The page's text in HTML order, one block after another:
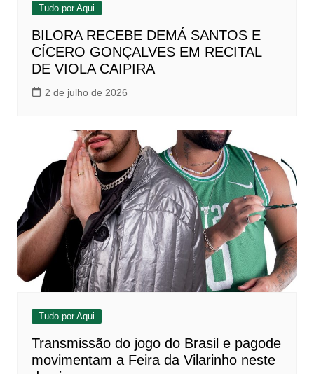
Tudo por Aqui
BILORA RECEBE DEMÁ SANTOS E
CÍCERO GONÇALVES EM RECITAL
DE VIOLA CAIPIRA
2 de julho de 2026
Tudo por Aqui
Transmissão do jogo do Brasil e pagode
movimentam a Feira da Vilarinho neste